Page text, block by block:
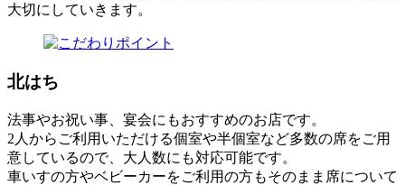
大切にしていきます。
北はち
法事やお祝い事、宴会にもおすすめのお店です。
2人からご利用いただける個室や半個室など多数の席をご用
意しているので、大人数にも対応可能です。
車いすの方やベビーカーをご利用の方もそのまま席について